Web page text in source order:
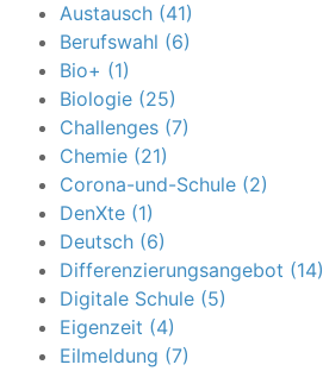
Austausch (41)
Berufswahl (6)
Bio+ (1)
Biologie (25)
Challenges (7)
Chemie (21)
Corona-und-Schule (2)
DenXte (1)
Deutsch (6)
Differenzierungsangebot (14)
Digitale Schule (5)
Eigenzeit (4)
Eilmeldung (7)